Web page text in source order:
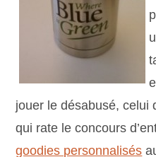
jouer le désabusé, celui
qui rate le concours
goodies personnalisés